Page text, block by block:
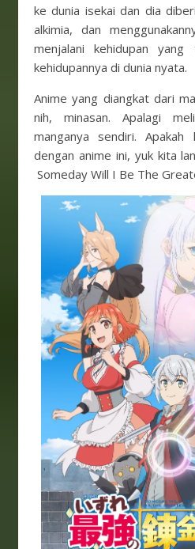
ke dunia isekai dan dia
alkimia, dan
menjalani kehidupan
kehidupannya di dunia nyata.
Anime yang diangkat dari
nih, minasan. Apalagi
manganya sendiri. Apakah
dengan anime ini, yuk kita
Someday Will I Be The